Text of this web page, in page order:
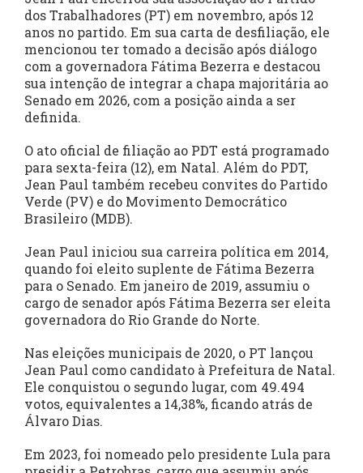
dos Trabalhadores (PT) em novembro, após 12
anos no partido. Em sua carta de desfiliação, ele
mencionou ter tomado a decisão após diálogo
com a governadora Fátima Bezerra e destacou
sua intenção de integrar a chapa majoritária ao
Senado em 2026, com a posição ainda a ser
definida.
O ato oficial de filiação ao PDT está programado
para sexta-feira (12), em Natal. Além do PDT,
Jean Paul também recebeu convites do Partido
Verde (PV) e do Movimento Democrático
Brasileiro (MDB).
Jean Paul iniciou sua carreira política em 2014,
quando foi eleito suplente de Fátima Bezerra
para o Senado. Em janeiro de 2019, assumiu o
cargo de senador após Fátima Bezerra ser eleita
governadora do Rio Grande do Norte.
Nas eleições municipais de 2020, o PT lançou
Jean Paul como candidato à Prefeitura de Natal.
Ele conquistou o segundo lugar, com 49.494
votos, equivalentes a 14,38%, ficando atrás de
Álvaro Dias.
Em 2023, foi nomeado pelo presidente Lula para